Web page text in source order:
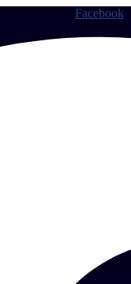
Facebook